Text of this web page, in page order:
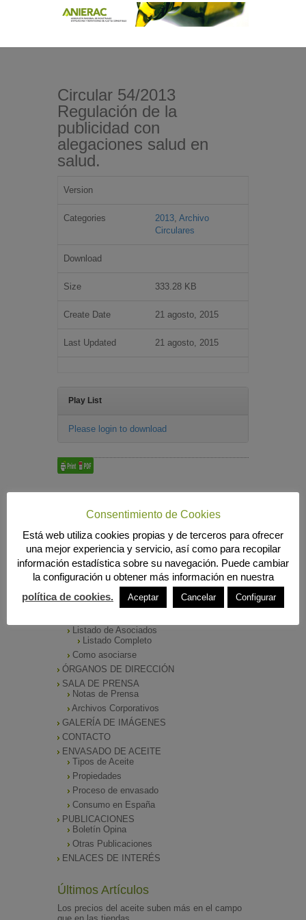
Circular 54/2013
Regulación de la
publicidad con
alegaciones salud en
salud.
Version
Categories 2013, Archivo
Circulares
Download
Size 333.28 KB
Create Date 21 agosto, 2015
Last Updated 21 agosto, 2015
Play List
Please login to download
MENÚ PRINCIPAL
INICIO
ANIERAC
Presentación
Listado de Asociados
Listado Completo
Como asociarse
ÓRGANOS DE DIRECCIÓN
SALA DE PRENSA
Notas de Prensa
Archivos Corporativos
GALERÍA DE IMÁGENES
CONTACTO
ENVASADO DE ACEITE
Tipos de Aceite
Propiedades
Proceso de envasado
Consumo en España
PUBLICACIONES
Boletín Opina
Otras Publicaciones
ENLACES DE INTERÉS
Últimos Artículos
Los precios del aceite suben más en el campo
Consentimiento de Cookies
Está web utiliza cookies propias y de terceros para ofrecer
una mejor experiencia y servicio, así como para recopilar
información estadística sobre su navegación. Puede cambiar
la configuración u obtener más información en nuestra
política de cookies.
Aceptar Cancelar Configurar